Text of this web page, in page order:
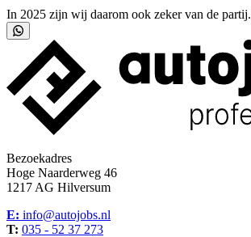
In 2025 zijn wij daarom ook zeker van de partij.
Bezoekadres
Hoge Naarderweg 46
1217 AG Hilversum
E: info@autojobs.nl
T: 035 - 52 37 273